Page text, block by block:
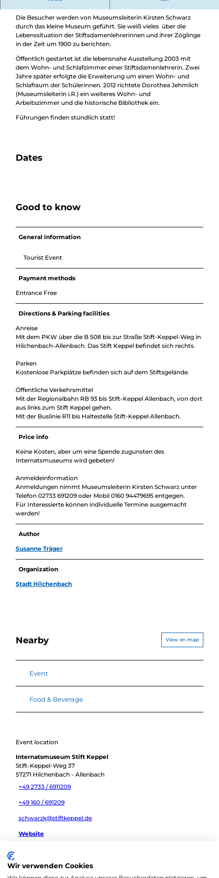
Vergangenheit mit viel Liebe zum Detail erleben...
Die Besucher werden von Museumsleiterin Kirsten Schwarz
durch das kleine Museum geführt. Sie weiß vieles über die
Lebenssituation der Stiftsdamenlehrerinnen und ihrer Zöglinge
in der Zeit um 1900 zu berichten.
Öffentlich gestartet ist die lebensnahe Ausstellung 2003 mit
dem Wohn- und Schlafzimmer einer Stiftsdamenlehrerin. Zwei
Jahre später erfolgte die Erweiterung um einen Wohn- und
Schlafraum der Schülerinnen. 2012 richtete Dorothea Jehmlich
(Museumsleiterin i.R.) ein weiteres Wohn- und
Arbeitszimmer und die historische Bibliothek ein.
Führungen finden stündlich statt!
Dates
Good to know
General information
Tourist Event
Payment methods
Entrance Free
Directions & Parking facilities
Anreise
Mit dem PKW über die B 508 bis zur Straße Stift-Keppel-Weg in
Hilchenbach-Allenbach. Das Stift Keppel befindet sich rechts.
Parken
Kostenlose Parkplätze befinden sich auf dem Stiftsgelände.
Öffentliche Verkehrsmittel
Mit der Regionalbahn RB 93 bis Stift-Keppel Allenbach, von dort
aus links zum Stift Keppel gehen.
Mit der Buslinie R11 bis Haltestelle Stift-Keppel Allenbach.
Price info
Keine Kosten, aber um eine Spende zugunsten des
Internatsmuseums wird gebeten!
Anmeldeinformation
Anmeldungen nimmt Museumsleiterin Kirsten Schwarz unter
Telefon 02733 691209 oder Mobil 0160 94479695 entgegen.
Für Interessierte können individuelle Termine ausgemacht
werden!
Author
Susanne Träger
Organization
Stadt Hilchenbach
Nearby View on map
Event
Food & Beverage
Event location
Internatsmuseum Stift Keppel
Stift-Keppel-Weg 37
57271 Hilchenbach - Allenbach
+49 2733 / 6911209
+49 160 / 691209
schwarzk@stiftkeppel.de
Website
Travel by public transport
Wir verwenden Cookies